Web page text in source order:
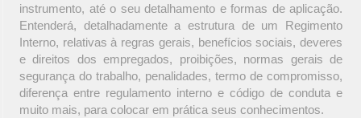
instrumento, até o seu detalhamento e formas de aplicação.
Entenderá, detalhadamente a estrutura de um Regimento
Interno, relativas à regras gerais, benefícios sociais, deveres
e direitos dos empregados, proibições, normas gerais de
segurança do trabalho, penalidades, termo de compromisso,
diferença entre regulamento interno e código de conduta e
muito mais, para colocar em prática seus conhecimentos.